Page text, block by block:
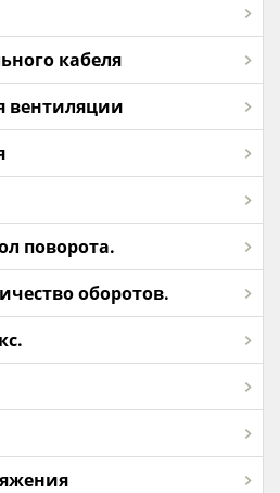
кабеля
вентиляции
поворота.
оборотов.